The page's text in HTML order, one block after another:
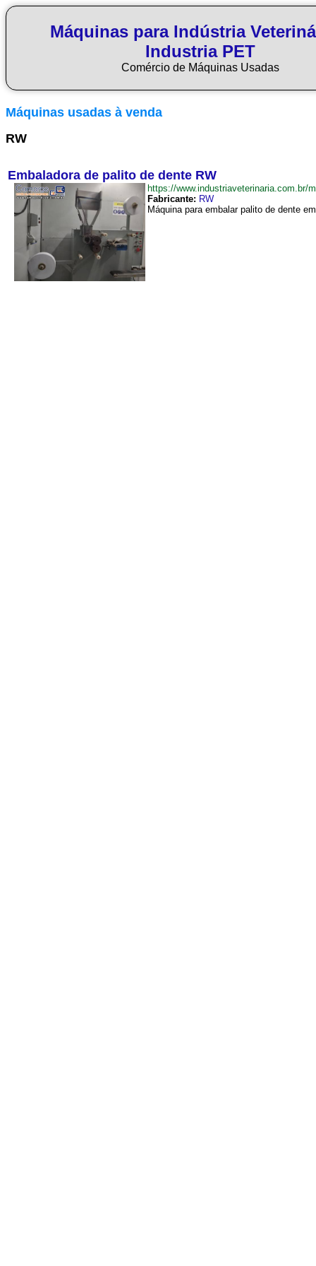
Máquinas para Indústria
Industria PET
Comércio de Máquinas Usadas
Máquinas usadas à venda
RW
Embaladora de palito de dente RW
https://www.industriaveterinaria.com.br/
Fabricante: RW
Máquina para embalar palito de dente